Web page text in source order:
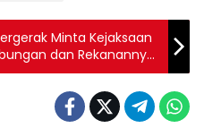
Minta Kejaksaan
dan Rekanannya
Simalungun 2025